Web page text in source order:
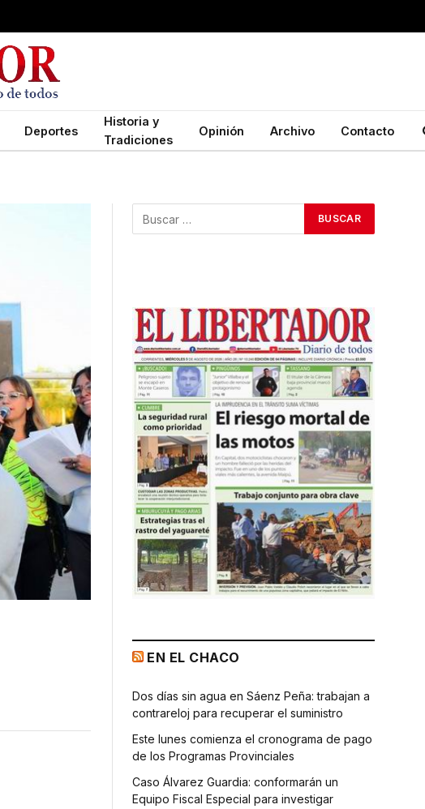
Deportes
Historia y
Tradiciones
Opinión Archivo Contacto
EN EL CHACO
Dos días sin agua en Sáenz Peña: trabajan a
contrareloj para recuperar el suministro
Este lunes comienza el cronograma de pago
de los Programas Provinciales
Caso Álvarez Guardia: conformarán un
Equipo Fiscal Especial para investigar